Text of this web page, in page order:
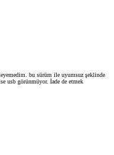
bu sürüm ile uyumsuz şeklinde
usb görünmüyor. İade de etmek